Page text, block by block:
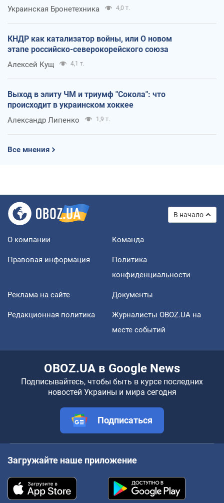
Украинская Бронетехника 4,0 т.
КНДР как катализатор войны, или О новом
этапе российско-северокорейского союза
Алексей Кущ 4,1 т.
Выход в элиту ЧМ и триумф "Сокола": что
происходит в украинском хоккее
Александр Липенко 1,9 т.
Все мнения
В начало
О компании Команда
Правовая информация
Политика
конфиденциальности
Реклама на сайте Документы
Редакционная политика
Журналисты OBOZ.UA на
месте событий
OBOZ.UA в Google News
Подписывайтесь, чтобы быть в курсе последних
новостей Украины и мира сегодня
Подписаться
Загружайте наше приложение